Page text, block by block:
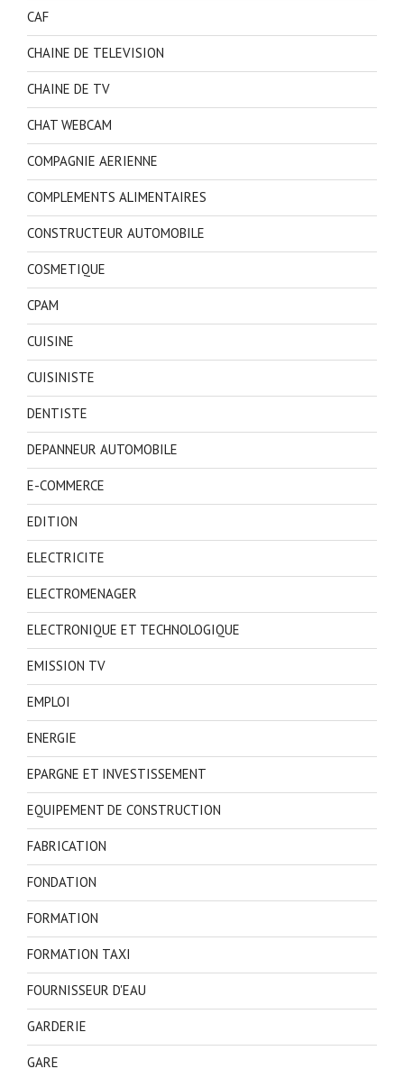
CAF
CHAINE DE TELEVISION
CHAINE DE TV
CHAT WEBCAM
COMPAGNIE AERIENNE
COMPLEMENTS ALIMENTAIRES
CONSTRUCTEUR AUTOMOBILE
COSMETIQUE
CPAM
CUISINE
CUISINISTE
DENTISTE
DEPANNEUR AUTOMOBILE
E-COMMERCE
EDITION
ELECTRICITE
ELECTROMENAGER
ELECTRONIQUE ET TECHNOLOGIQUE
EMISSION TV
EMPLOI
ENERGIE
EPARGNE ET INVESTISSEMENT
EQUIPEMENT DE CONSTRUCTION
FABRICATION
FONDATION
FORMATION
FORMATION TAXI
FOURNISSEUR D'EAU
GARDERIE
GARE